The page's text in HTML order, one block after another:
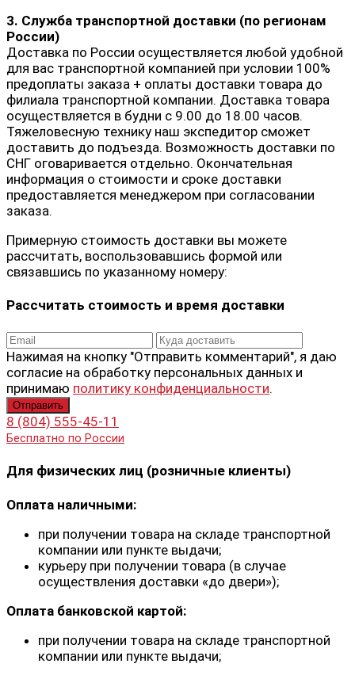
3. Служба транспортной доставки (по регионам
России)
Доставка по России осуществляется любой удобной
для вас транспортной компанией при условии 100%
предоплаты заказа + оплаты доставки товара до
филиала транспортной компании. Доставка товара
осуществляется в будни с 9.00 до 18.00 часов.
Тяжеловесную технику наш экспедитор сможет
доставить до подъезда. Возможность доставки по
СНГ оговаривается отдельно. Окончательная
информация о стоимости и сроке доставки
предоставляется менеджером при согласовании
заказа.
Примерную стоимость доставки вы можете
рассчитать, воспользовавшись формой или
связавшись по указанному номеру:
Рассчитать стоимость и время доставки
Нажимая на кнопку "Отправить комментарий", я даю
согласие на обработку персональных данных и
принимаю политику конфиденциальности.
8 (804) 555-45-11
Бесплатно по России
Для физических лиц (розничные клиенты)
Оплата наличными:
при получении товара на складе транспортной
компании или пункте выдачи;
курьеру при получении товара (в случае
осуществления доставки «до двери»);
Оплата банковской картой:
при получении товара на складе транспортной
компании или пункте выдачи;